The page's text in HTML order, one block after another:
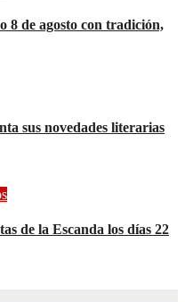
8 de agosto con tradición,
sus novedades literarias
de la Escanda los días 22